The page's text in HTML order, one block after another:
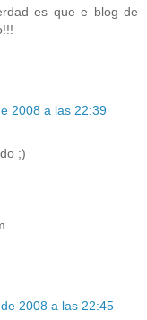
es que e blog de
2008 a las 22:39
;)
2008 a las 22:45